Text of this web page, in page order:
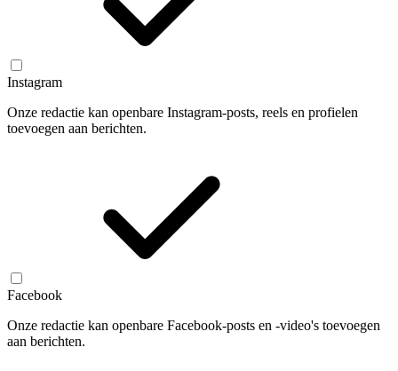
Instagram
Onze redactie kan openbare Instagram-posts, reels en profielen
toevoegen aan berichten.
Facebook
Onze redactie kan openbare Facebook-posts en -video's toevoegen
aan berichten.